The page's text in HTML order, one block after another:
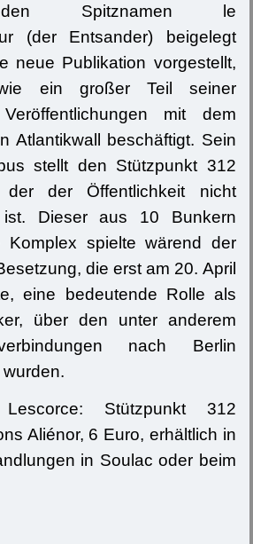
Spitznamen le
(der Entsander) beigelegt
neue Publikation vorgestellt,
ein großer Teil seiner
mit dem
Atlantikwall beschäftigt. Sein
stellt den Stützpunkt 312
der Öffentlichkeit nicht
ist. Dieser aus 10 Bunkern
Komplex spielte wärend der
die erst am 20. April
eine bedeutende Rolle als
über den unter anderem
nach Berlin
Lescorce: Stützpunkt 312
Aliénor, 6 Euro, erhältlich in
in Soulac oder beim